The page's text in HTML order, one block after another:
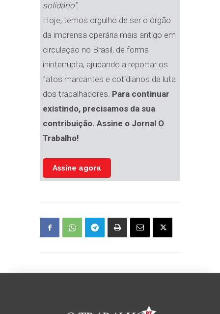
solidário".
Hoje, temos orgulho de ser o órgão
da imprensa operária mais antigo em
circulação no Brasil, de forma
ininterrupta, ajudando a reportar os
fatos marcantes e cotidianos da luta
dos trabalhadores. Para continuar
existindo, precisamos da sua
contribuição. Assine o Jornal O
Trabalho!
Assine agora